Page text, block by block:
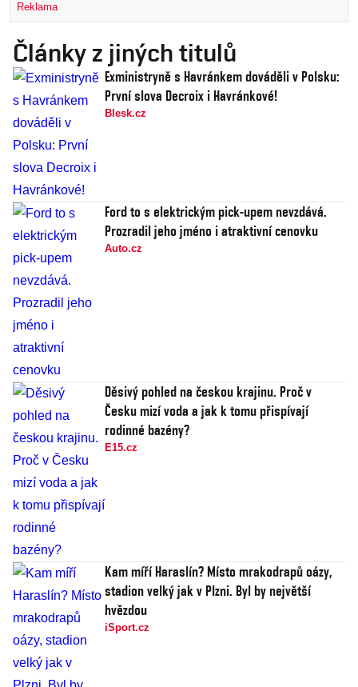
Reklama
Články z jiných titulů
Exministryně s Havránkem dováděli v Polsku:
První slova Decroix i Havránkové!
Blesk.cz
Ford to s elektrickým pick-upem nevzdává.
Prozradil jeho jméno i atraktivní cenovku
Auto.cz
Děsivý pohled na českou krajinu. Proč v
Česku mizí voda a jak k tomu přispívají
rodinné bazény?
E15.cz
Kam míří Haraslín? Místo mrakodrapů oázy,
stadion velký jak v Plzni. Byl by největší
hvězdou
iSport.cz